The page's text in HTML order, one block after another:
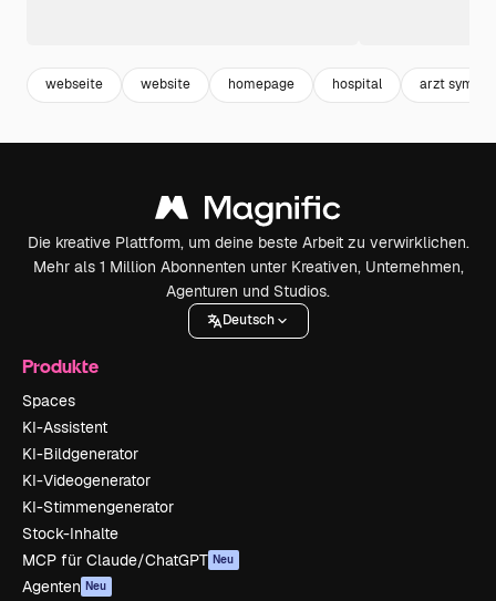
webseite website homepage hospital arzt symbol
Die kreative Plattform, um deine beste Arbeit zu verwirklichen.
Mehr als 1 Million Abonnenten unter Kreativen, Unternehmen,
Agenturen und Studios.
Deutsch
Produkte
Spaces
KI-Assistent
KI-Bildgenerator
KI-Videogenerator
KI-Stimmengenerator
Stock-Inhalte
MCP für Claude/ChatGPT Neu
Agenten Neu